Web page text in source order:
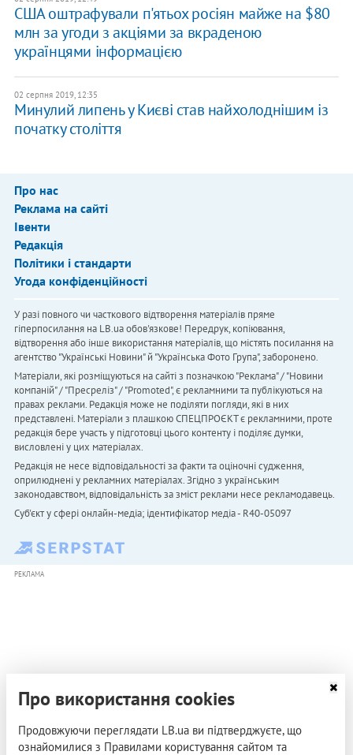
США оштрафували п'ятьох росіян майже на $80
млн за угоди з акціями за вкраденою
українцями інформацією
02 серпня 2019, 12:35
Минулий липень у Києві став найхолоднішим із
початку століття
Про нас
Реклама на сайті
Івенти
Редакція
Політики і стандарти
Угода конфіденційності
У разі повного чи часткового відтворення матеріалів пряме
гіперпосилання на LB.ua обов'язкове! Передрук, копіювання,
відтворення або інше використання матеріалів, що містять посилання на
агентство "Українськi Новини" й "Українська Фото Група", заборонено.
Матеріали, які розміщуються на сайті з позначкою "Реклама" / "Новини
компаній" / "Пресреліз" / "Promoted", є рекламними та публікуються на
правах реклами. Редакція може не поділяти погляди, які в них
представлені. Матеріали з плашкою СПЕЦПРОЄКТ є рекламними, проте
редакція бере участь у підготовці цього контенту і поділяє думки,
висловлені у цих матеріалах.
Редакція не несе відповідальності за факти та оціночні судження,
оприлюднені у рекламних матеріалах. Згідно з українським
законодавством, відповідальність за зміст реклами несе рекламодавець.
Cуб'єкт у сфері онлайн-медіа; ідентифікатор медіа - R40-05097
РЕКЛАМА
Про використання cookies
Продовжуючи переглядати LB.ua ви підтверджуєте, що
ознайомилися з Правилами користування сайтом та